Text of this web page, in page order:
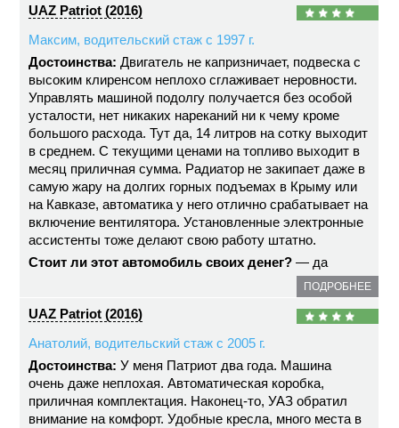
UAZ Patriot (2016)
Максим, водительский стаж с 1997 г.
Достоинства: Двигатель не капризничает, подвеска с
высоким клиренсом неплохо сглаживает неровности.
Управлять машиной подолгу получается без особой
усталости, нет никаких нареканий ни к чему кроме
большого расхода. Тут да, 14 литров на сотку выходит
в среднем. С текущими ценами на топливо выходит в
месяц приличная сумма. Радиатор не закипает даже в
самую жару на долгих горных подъемах в Крыму или
на Кавказе, автоматика у него отлично срабатывает на
включение вентилятора. Установленные электронные
ассистенты тоже делают свою работу штатно.
Стоит ли этот автомобиль своих денег? — да
ПОДРОБНЕЕ
UAZ Patriot (2016)
Анатолий, водительский стаж с 2005 г.
Достоинства: У меня Патриот два года. Машина
очень даже неплохая. Автоматическая коробка,
приличная комплектация. Наконец-то, УАЗ обратил
внимание на комфорт. Удобные кресла, много места в